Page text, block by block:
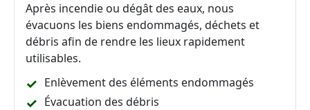
Après incendie ou dégât des eaux, nous
évacuons les biens endommagés, déchets et
débris afin de rendre les lieux rapidement
utilisables.
Enlèvement des éléments endommagés
Évacuation des débris